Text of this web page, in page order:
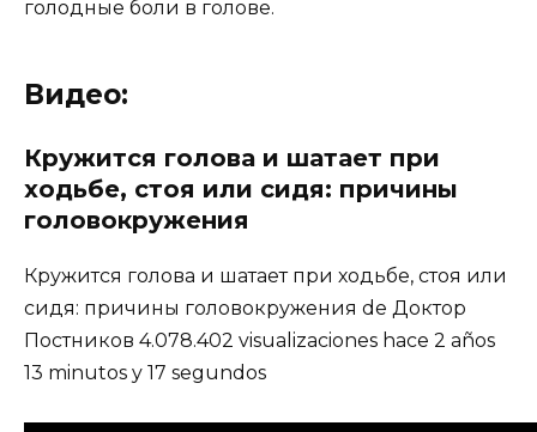
голодные боли в голове.
Видео:
Кружится голова и шатает при
ходьбе, стоя или сидя: причины
головокружения
Кружится голова и шатает при ходьбе, стоя или
сидя: причины головокружения de Доктор
Постников 4.078.402 visualizaciones hace 2 años
13 minutos y 17 segundos